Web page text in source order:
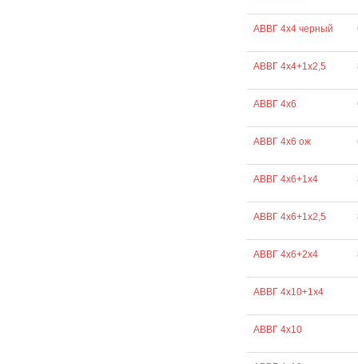
АВВГ 4х4 черный
АВВГ 4х4+1х2,5
АВВГ 4х6
АВВГ 4х6 ож
АВВГ 4х6+1х4
АВВГ 4х6+1х2,5
АВВГ 4х6+2х4
АВВГ 4х10+1х4
АВВГ 4х10